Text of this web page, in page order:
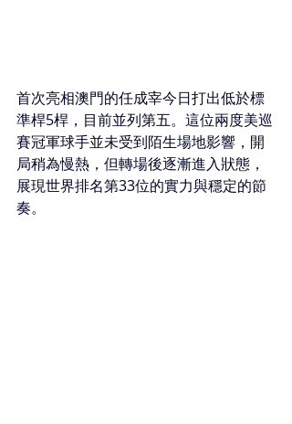
首次亮相澳門的任成宰今日打出低於標
準桿5桿，目前並列第五。這位兩度美巡
賽冠軍球手並未受到陌生場地影響，開
局稍為慢熱，但轉場後逐漸進入狀態，
展現世界排名第33位的實力與穩定的節
奏。